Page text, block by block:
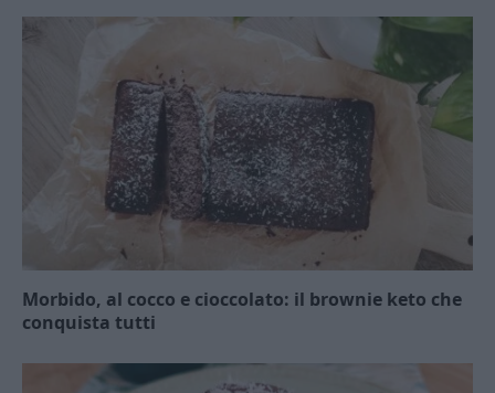
Morbido, al cocco e cioccolato: il brownie keto che
conquista tutti